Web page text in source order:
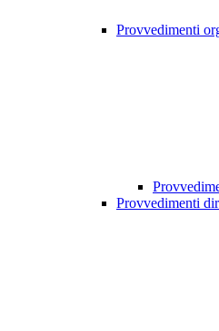
Provvedimenti
Provvedimenti